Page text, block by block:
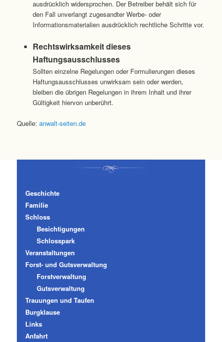
ausdrücklich widersprochen. Der Betreiber behält sich für
den Fall unverlangt zugesandter Werbe- oder
Informationsmaterialien ausdrücklich rechtliche Schritte vor.
Rechtswirksamkeit dieses
Haftungsausschlusses
Sollten einzelne Regelungen oder Formulierungen dieses
Haftungsausschlusses unwirksam sein oder werden,
bleiben die übrigen Regelungen in ihrem Inhalt und ihrer
Gültigkeit hiervon unberührt.
Quelle: anwalt-seiten.de
Geschichte
Familie
Schloss
Besichtigungen
Schlosspark
Veranstaltungen
Forst- und Gutsverwaltung
Forstverwaltung
Gutsverwaltung
Trauungen und Taufen
Burgklause
Links
Anfahrt